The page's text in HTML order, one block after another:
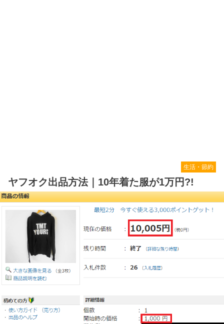
生活・節約
ヤフオク出品方法｜10年着た服が1万円?!